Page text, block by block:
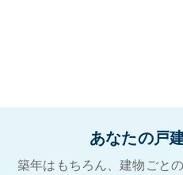
あなたの戸
築年はもちろん、建物ごと